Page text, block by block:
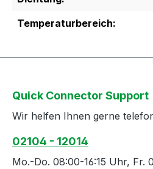
Temperaturbereich:
Quick Connector Support
Wir helfen Ihnen gerne
02104 - 12014
Mo.-Do. 08:00-16:15 Uhr, Fr.